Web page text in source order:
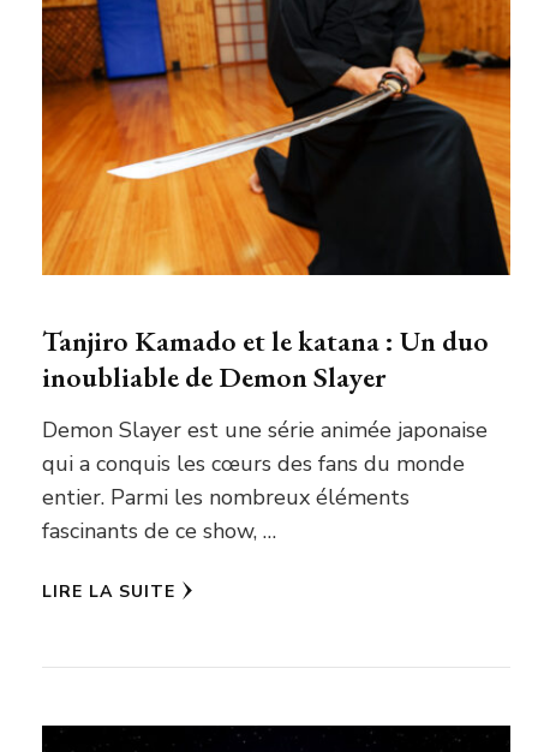
Tanjiro Kamado et le katana : Un duo
inoubliable de Demon Slayer
Demon Slayer est une série animée japonaise
qui a conquis les cœurs des fans du monde
entier. Parmi les nombreux éléments
fascinants de ce show, …
LIRE LA SUITE